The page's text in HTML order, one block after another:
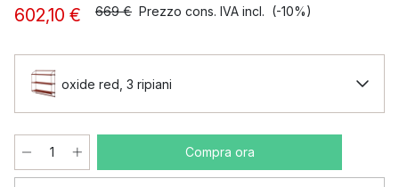
602,10 € 669 € Prezzo cons. IVA incl. (-10%)
oxide red, 3 ripiani
Compra ora